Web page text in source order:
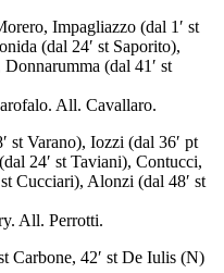
Impagliazzo (dal 1′ st
(dal 24′ st Saporito),
(dal 41′ st
All. Cavallaro.
Varano), Iozzi (dal 36′ pt
24′ st Taviani), Contucci,
Cucciari), Alonzi (dal 48′ st
All. Perrotti.
Carbone, 42′ st De Iulis (N)